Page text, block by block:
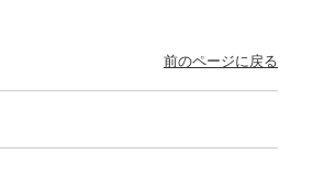
前のページに戻る